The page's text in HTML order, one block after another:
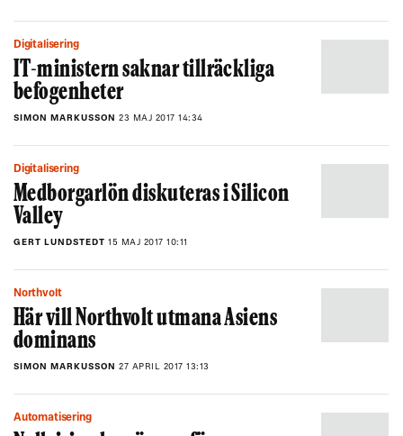
Digitalisering
IT-ministern saknar tillräckliga
befogenheter
SIMON MARKUSSON 23 MAJ 2017 14:34
Digitalisering
Medborgarlön diskuteras i Silicon
Valley
GERT LUNDSTEDT 15 MAJ 2017 10:11
Northvolt
Här vill Northvolt utmana Asiens
dominans
SIMON MARKUSSON 27 APRIL 2017 13:13
Automatisering